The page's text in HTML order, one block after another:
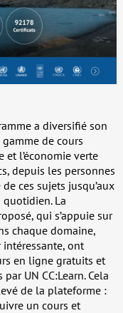
a diversifié son
de cours
l’économie verte
depuis les personnes
ces sujets jusqu’aux
La
qui s’appuie sur
chaque domaine,
ont
en ligne gratuits et
UN CC:Learn. Cela
de la plateforme :
un cours et